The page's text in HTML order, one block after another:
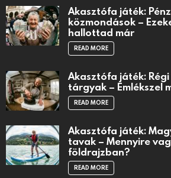
Akasztófa játék:
közmondások –
hallottad már
READ MORE
Akasztófa játék:
tárgyak – Emlékszel
READ MORE
Akasztófa játék:
tavak – Mennyire
földrajzban?
READ MORE